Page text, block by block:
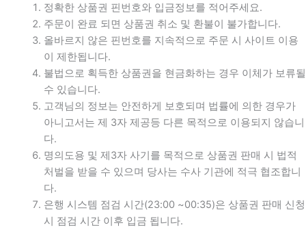
정확한 상품권 핀번호와 입금정보를 적어주세요.
주문이 완료 되면 상품권 취소 및 환불이 불가합니다.
올바르지 않은 핀번호를 지속적으로 주문 시 사이트 이용
이 제한됩니다.
불법으로 획득한 상품권을 현금화하는 경우 이체가 보류될
수 있습니다.
고객님의 정보는 안전하게 보호되며 법률에 의한 경우가
아니고서는 제 3자 제공등 다른 목적으로 이용되지 않습니
다.
명의도용 및 제3자 사기를 목적으로 상품권 판매 시 법적
처벌을 받을 수 있으며 당사는 수사 기관에 적극 협조합니
다.
은행 시스템 점검 시간(23:00 ~00:35)은 상품권 판매 신청
시 점검 시간 이후 입금 됩니다.